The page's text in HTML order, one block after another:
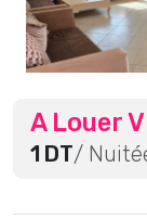
A Louer
1 DT/